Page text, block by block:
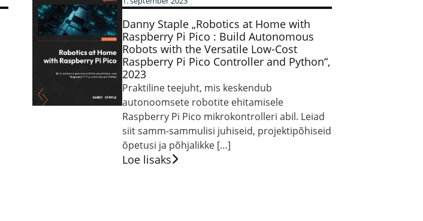
Danny Staple „Robotics at Home with
Raspberry Pi Pico : Build Autonomous
Robots with the Versatile Low-Cost
Raspberry Pi Pico Controller and Python“,
2023
Praktiline teejuht, mis keskendub
autonoomsete robotite ehitamisele
Raspberry Pi Pico mikrokontrolleri abil. Leiad
siit samm-sammulisi juhiseid, projektipõhiseid
õpetusi ja põhjalikke […]
Loe lisaks